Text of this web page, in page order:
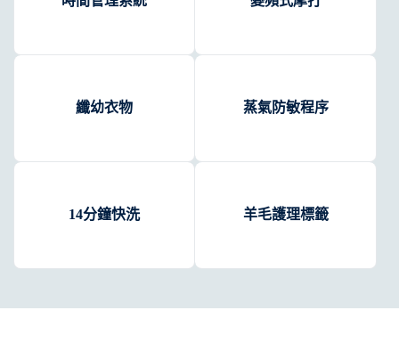
纖幼衣物 蒸氣防敏程序
14分鐘快洗 羊毛護理標籤